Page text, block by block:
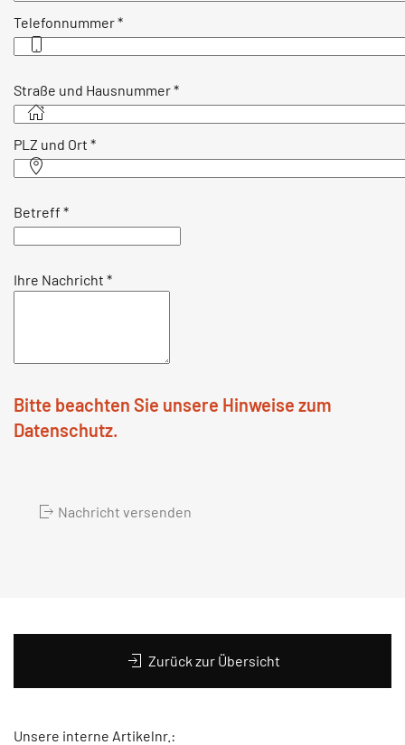
Telefonnummer*
Straße und Hausnummer*
PLZ und Ort *
Betreff *
Ihre Nachricht *
Bitte beachten Sie unsere Hinweise zum
Datenschutz.
Nachricht versenden
Zurück zur Übersicht
Unsere interne Artikelnr.: